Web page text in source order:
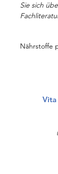
Sie sich
Nährstoffe
L-Histidine
Vita